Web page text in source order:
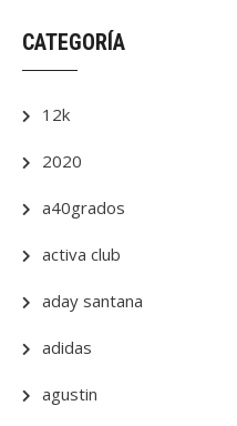
CATEGORÍA
12k
2020
a40grados
activa club
aday santana
adidas
agustin